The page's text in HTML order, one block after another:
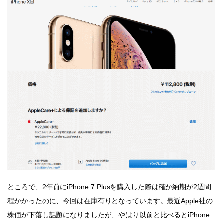
ところで、2年前にiPhone 7 Plusを購入した際は確か納期が2週間
程かかったのに、今回は在庫有りとなっています。最近Apple社の
株価が下落し話題になりましたが、やはり以前と比べるとiPhone